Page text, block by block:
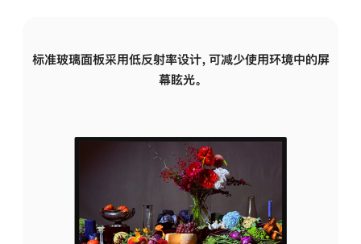
标准玻璃面板采用低反射率设计，可减少使用环境中的屏
幕眩光。